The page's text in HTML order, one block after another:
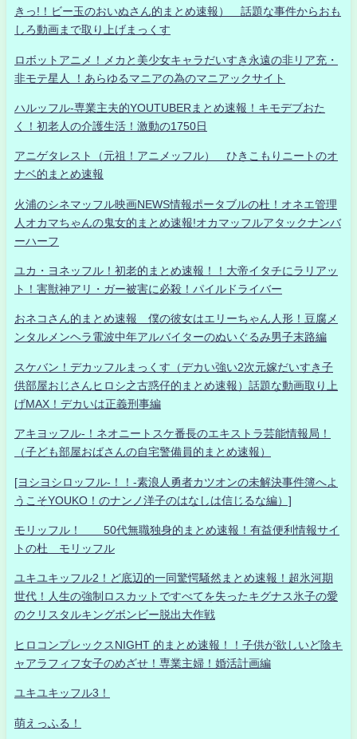
きっ!！ビー玉のおいぬさん的まとめ速報） 話題な事件からおも
しろ動画まで取り上げまっくす
ロボットアニメ！メカと美少女キャラだいすき永遠の非リア充・
非モテ星人 ！あらゆるマニアの為のマニアックサイト
ハルッフル-専業主夫的YOUTUBERまとめ速報！キモデブおた
く！初老人の介護生活！激動の1750日
アニゲタレスト（元祖！アニメッフル） ひきこもりニートのオ
ナベ的まとめ速報
火浦のシネマッフル映画NEWS情報ポータブルの杜！オネエ管理
人オカマちゃんの鬼女的まとめ速報!オカマッフルアタックナンバ
ーハーフ
ユカ・ヨネッフル！初老的まとめ速報！！大帝イタチにラリアッ
ト！害獣神アリ・ガー被害に必殺！パイルドライバー
おネコさん的まとめ速報 僕の彼女はエリーちゃん人形！豆腐メ
ンタルメンヘラ電波中年アルバイターのぬいぐるみ男子末路編
スケバン！デカッフルまっくす（デカい強い2次元嫁だいすき子
供部屋おじさんヒロシ之古惑仔的まとめ速報）話題な動画取り上
げMAX！デカいは正義刑事編
アキヨッフル-！ネオニートスケ番長のエキストラ芸能情報局！
（子ども部屋おばさんの自宅警備員的まとめ速報）
[ヨシヨシロッフル-！！-素浪人勇者カツオンの未解決事件簿へよ
うこそYOUKO！のナンノ洋子のはなしは信じるな編）]
モリッフル！ 50代無職独身的まとめ速報！有益便利情報サイ
トの杜 モリッフル
ユキユキッフル2！ど底辺的一同驚愕騒然まとめ速報！超氷河期
世代！人生の強制ロスカットですべてを失ったキグナス氷子の愛
のクリスタルキングボンビー脱出大作戦
ヒロコンプレックスNIGHT 的まとめ速報！！子供が欲しいど陰キ
ャアラフィフ女子のめざせ！専業主婦！婚活計画編
ユキユキッフル3！
萌えっふる！